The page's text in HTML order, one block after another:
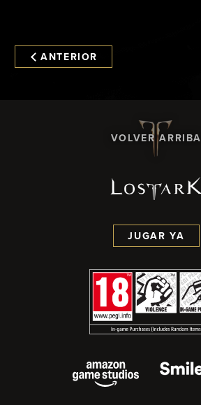
ANTERIOR
VOLVER ARRIBA
JUGAR YA